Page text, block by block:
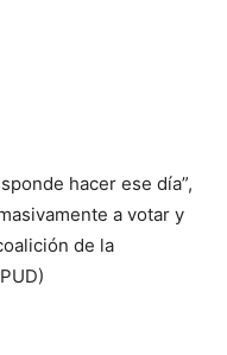
hacer ese día”,
a votar y
de la